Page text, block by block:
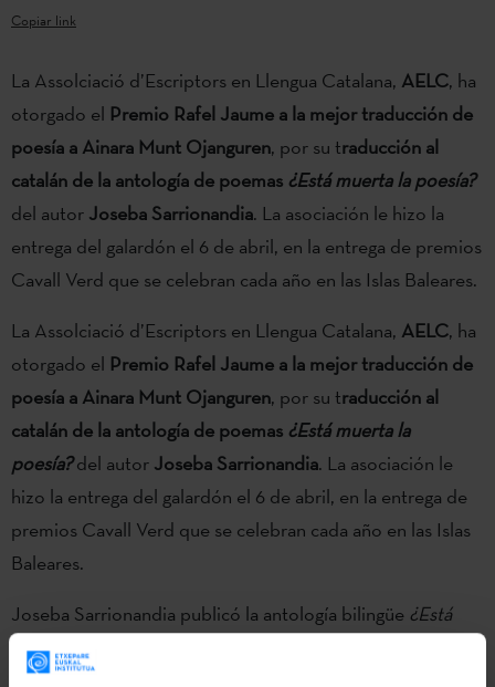
Copiar link
La Assolciació d’Escriptors en Llengua Catalana, AELC, ha
otorgado el Premio Rafel Jaume a la mejor traducción de
poesía a Ainara Munt Ojanguren, por su traducción al
catalán de la antología de poemas ¿Está muerta la poesía?
del autor Joseba Sarrionandia. La asociación le hizo la
entrega del galardón el 6 de abril, en la entrega de premios
Cavall Verd que se celebran cada año en las Islas Baleares.
La Assolciació d’Escriptors en Llengua Catalana, AELC, ha
otorgado el Premio Rafel Jaume a la mejor traducción de
poesía a Ainara Munt Ojanguren, por su traducción al
catalán de la antología de poemas ¿Está muerta la
poesía? del autor Joseba Sarrionandia. La asociación le
hizo la entrega del galardón el 6 de abril, en la entrega de
premios Cavall Verd que se celebran cada año en las Islas
Baleares.
Joseba Sarrionandia publicó la antología bilingüe ¿Está
muerta la poesía?
encuentran 114 poemas escritos por el autor entre 1980 y